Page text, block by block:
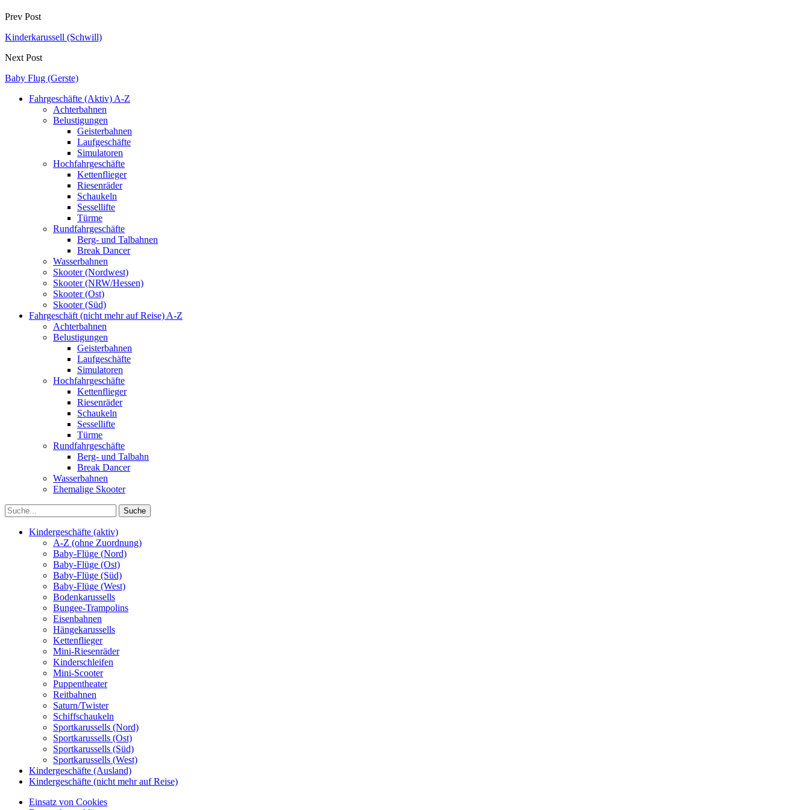
Prev Post
Kinderkarussell (Schwill)
Next Post
Baby Flug (Gerste)
Fahrgeschäfte (Aktiv) A-Z
Achterbahnen
Belustigungen
Geisterbahnen
Laufgeschäfte
Simulatoren
Hochfahrgeschäfte
Kettenflieger
Riesenräder
Schaukeln
Sessellifte
Türme
Rundfahrgeschäfte
Berg- und Talbahnen
Break Dancer
Wasserbahnen
Skooter (Nordwest)
Skooter (NRW/Hessen)
Skooter (Ost)
Skooter (Süd)
Fahrgeschäft (nicht mehr auf Reise) A-Z
Achterbahnen
Belustigungen
Geisterbahnen
Laufgeschäfte
Simulatoren
Hochfahrgeschäfte
Kettenflieger
Riesenräder
Schaukeln
Sessellifte
Türme
Rundfahrgeschäfte
Berg- und Talbahn
Break Dancer
Wasserbahnen
Ehemalige Skooter
Kindergeschäfte (aktiv)
A-Z (ohne Zuordnung)
Baby-Flüge (Nord)
Baby-Flüge (Ost)
Baby-Flüge (Süd)
Baby-Flüge (West)
Bodenkarussells
Bungee-Trampolins
Eisenbahnen
Hängekarussells
Kettenflieger
Mini-Riesenräder
Kinderschleifen
Mini-Scooter
Puppentheater
Reitbahnen
Saturn/Twister
Schiffschaukeln
Sportkarussells (Nord)
Sportkarussells (Ost)
Sportkarussells (Süd)
Sportkarussells (West)
Kindergeschäfte (Ausland)
Kindergeschäfte (nicht mehr auf Reise)
Einsatz von Cookies